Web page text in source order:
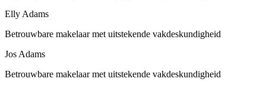
Elly Adams
Betrouwbare makelaar met uitstekende vakdeskundigheid
Jos Adams
Betrouwbare makelaar met uitstekende vakdeskundigheid